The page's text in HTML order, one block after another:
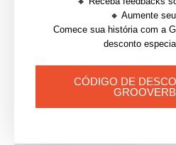
Uma empresa deNFTé a
francesa que conecta um
tem uma
artigoque conta um pouco
🔸 Aumente
Comece sua história com a
desconto
CÓDIGO DE